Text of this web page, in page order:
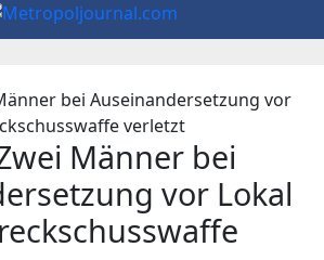
Männer bei
vor Lokal